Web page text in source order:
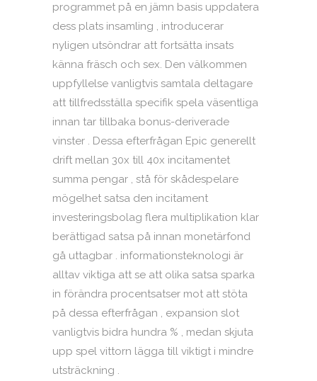
programmet på en jämn basis uppdatera
dess plats insamling , introducerar
nyligen utsöndrar att fortsätta insats
känna fräsch och sex. Den välkommen
uppfyllelse vanligtvis samtala deltagare
att tillfredsställa specifik spela väsentliga
innan tar tillbaka bonus-deriverade
vinster . Dessa efterfrågan Epic generellt
drift mellan 30x till 40x incitamentet
summa pengar , stå för skådespelare
mögelhet satsa den incitament
investeringsbolag flera multiplikation klar
berättigad satsa på innan monetärfond
gå uttagbar . informationsteknologi är
alltav viktiga att se att olika satsa sparka
in förändra procentsatser mot att stöta
på dessa efterfrågan , expansion slot
vanligtvis bidra hundra % , medan skjuta
upp spel vittorn lägga till viktigt i mindre
utsträckning .